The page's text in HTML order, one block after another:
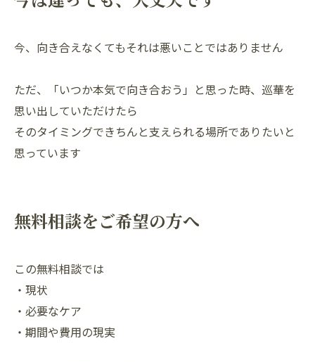
今、向き合えなくてもそれは悪いことではありません
ただ、「いつか本気で向き合おう」と思った時、巡華を
思い出していただけたら
そのタイミングできちんと支えられる場所でありたいと
思っています
無料相談をご希望の方へ
この無料相談では
・現状
・必要なケア
・期間や費用の現実